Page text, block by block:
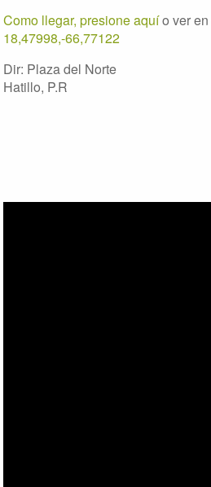
Como llegar, presione aquío ver en
18,47998,-66,77122
Dir: Plaza del Norte
Hatillo, P.R